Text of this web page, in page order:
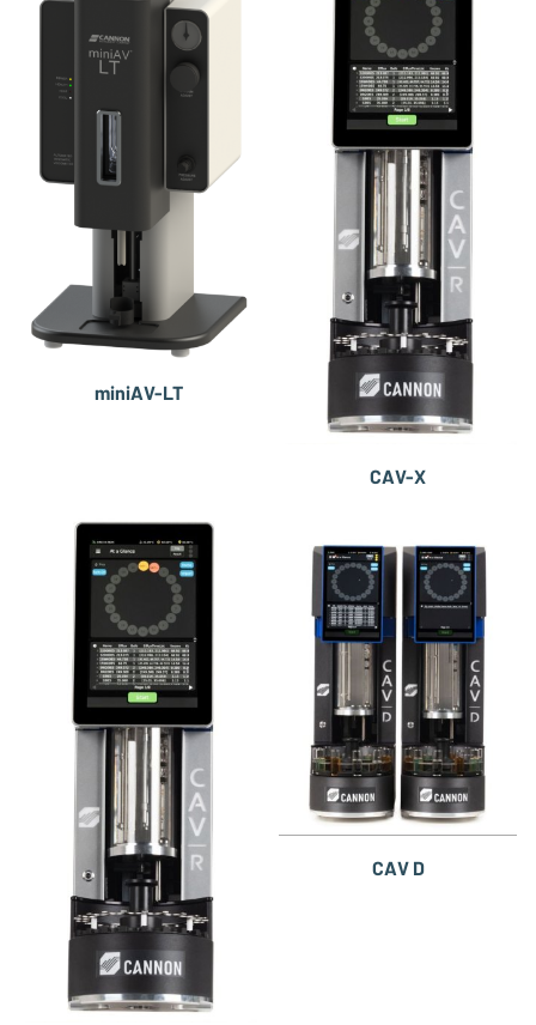
miniAV-LT
CAV-X
CAV D